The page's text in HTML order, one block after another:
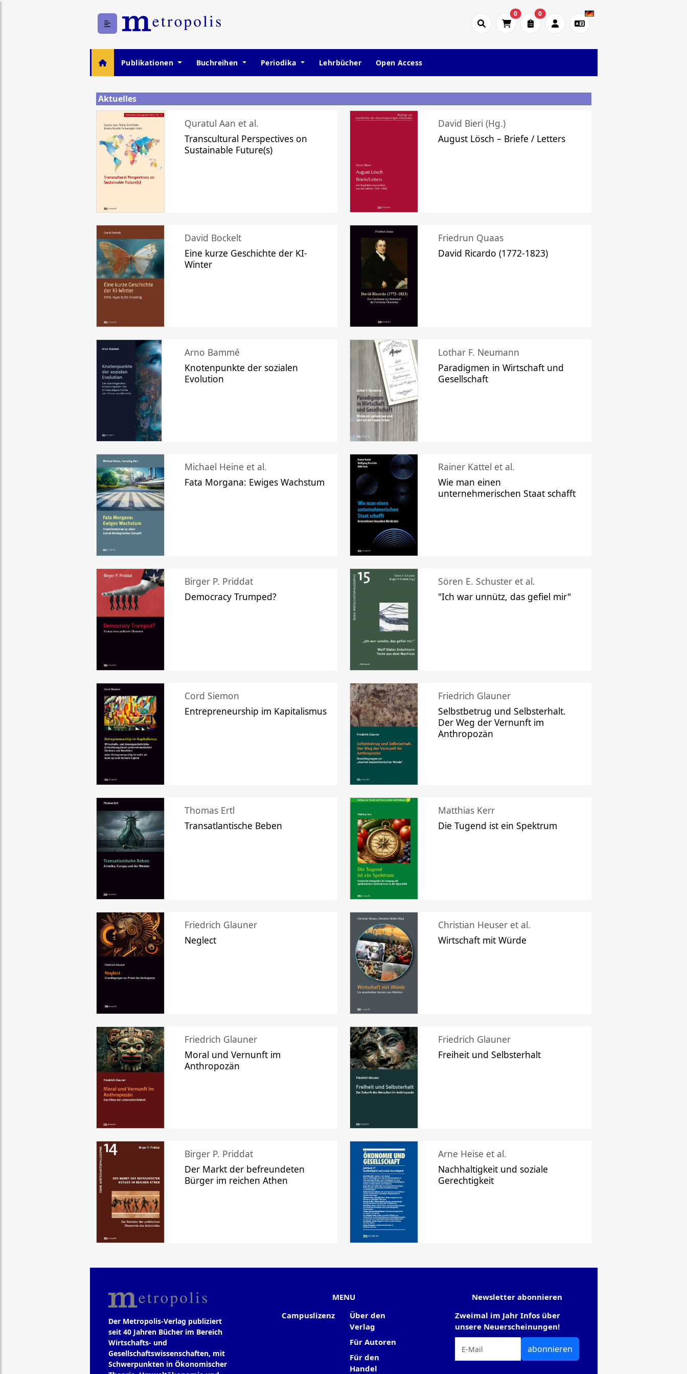
0 0
Publikationen Buchreihen Periodika Lehrbücher Open Access
Aktuelles
Quratul Aan et al.
Transcultural Perspectives on
Sustainable Future(s)
David Bieri (Hg.)
August Lösch – Briefe / Letters
David Bockelt
Eine kurze Geschichte der KI-
Winter
Friedrun Quaas
David Ricardo (1772-1823)
Arno Bammé
Knotenpunkte der sozialen
Evolution
Lothar F. Neumann
Paradigmen in Wirtschaft und
Gesellschaft
Michael Heine et al.
Fata Morgana: Ewiges Wachstum
Rainer Kattel et al.
Wie man einen
unternehmerischen Staat schafft
Birger P. Priddat
Democracy Trumped?
Sören E. Schuster et al.
"Ich war unnütz, das gefiel mir"
Cord Siemon
Entrepreneurship im Kapitalismus
Friedrich Glauner
Selbstbetrug und Selbsterhalt.
Der Weg der Vernunft im
Anthropozän
Thomas Ertl
Transatlantische Beben
Matthias Kerr
Die Tugend ist ein Spektrum
Friedrich Glauner
Neglect
Christian Heuser et al.
Wirtschaft mit Würde
Friedrich Glauner
Moral und Vernunft im
Anthropozän
Friedrich Glauner
Freiheit und Selbsterhalt
Birger P. Priddat
Der Markt der befreundeten
Bürger im reichen Athen
Arne Heise et al.
Nachhaltigkeit und soziale
Gerechtigkeit
Der Metropolis-Verlag publiziert
seit 40 Jahren Bücher im Bereich
Wirtschafts- und
Gesellschaftswissenschaften, mit
Schwerpunkten in Ökonomischer
MENU
Campuslizenz
Über den
Verlag
Für Autoren
Für den
Handel
Newsletter abonnieren
Zweimal im Jahr Infos über
unsere Neuerscheinungen!
abonnieren